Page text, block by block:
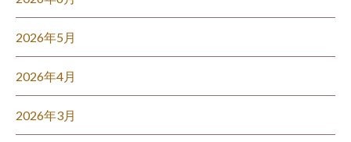
2026年5月
2026年4月
2026年3月